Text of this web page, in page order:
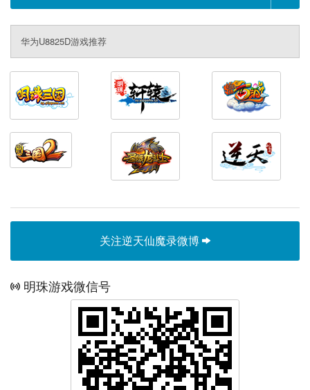
华为U8825D游戏推荐
关注逆天仙魔录微博
明珠游戏微信号